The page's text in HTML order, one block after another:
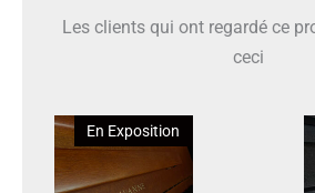
Les clients qui ont regardé ce
ceci
En Exposition